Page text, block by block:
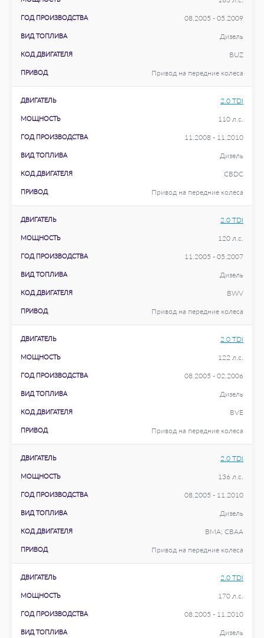
ГОД ПРОИЗВОДСТВА 08.2005 - 05.2009
ВИД ТОПЛИВА Дизель
КОД ДВИГАТЕЛЯ BUZ
ПРИВОД Привод на передние колеса
ДВИГАТЕЛЬ 2.0 TDI
МОЩНОСТЬ 110 л.с.
ГОД ПРОИЗВОДСТВА 11.2008 - 11.2010
ВИД ТОПЛИВА Дизель
КОД ДВИГАТЕЛЯ CBDC
ПРИВОД Привод на передние колеса
ДВИГАТЕЛЬ 2.0 TDI
МОЩНОСТЬ 120 л.с.
ГОД ПРОИЗВОДСТВА 11.2005 - 05.2007
ВИД ТОПЛИВА Дизель
КОД ДВИГАТЕЛЯ BWV
ПРИВОД Привод на передние колеса
ДВИГАТЕЛЬ 2.0 TDI
МОЩНОСТЬ 122 л.с.
ГОД ПРОИЗВОДСТВА 08.2005 - 02.2006
ВИД ТОПЛИВА Дизель
КОД ДВИГАТЕЛЯ BVE
ПРИВОД Привод на передние колеса
ДВИГАТЕЛЬ 2.0 TDI
МОЩНОСТЬ 136 л.с.
ГОД ПРОИЗВОДСТВА 08.2005 - 11.2010
ВИД ТОПЛИВА Дизель
КОД ДВИГАТЕЛЯ BMA; CBAA
ПРИВОД Привод на передние колеса
ДВИГАТЕЛЬ 2.0 TDI
МОЩНОСТЬ 170 л.с.
ГОД ПРОИЗВОДСТВА 08.2005 - 11.2010
ВИД ТОПЛИВА Дизель